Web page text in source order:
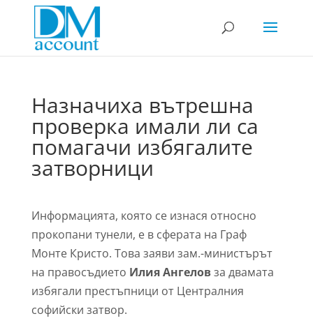
Назначиха вътрешна
проверка имали ли са
помагачи избягалите
затворници
Информацията, която се изнася относно
прокопани тунели, е в сферата на Граф
Монте Кристо. Това заяви зам.-министърът
на правосъдието Илия Ангеловза двамата
избягали престъпници от Централния
софийски затвор.